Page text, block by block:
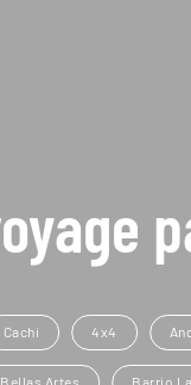
Cachi 4x4